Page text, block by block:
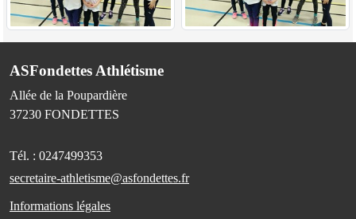
ASFondettes Athlétisme
Allée de la Poupardière
37230 FONDETTES
Tél. : 0247499353
secretaire-athletisme@asfondettes.fr
Informations légales